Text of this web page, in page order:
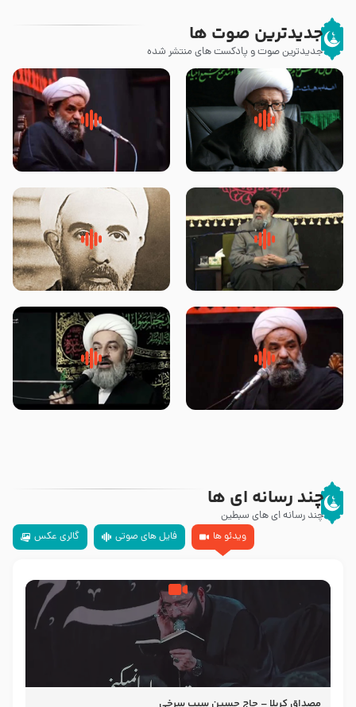
جدیدترین صوت ها
جدیدترین صوت و پادکست های منتشر شده
زوّار اربعین امام حسین (علیه
السلام) با این اشتیاق به زیارت
روضه جانسوز پاره های جگر امام
حسن مجتبی علیه السلام-حجت
لقب حضرت رقیه سلام الله علیها به
چه معناست – حجت الاسلام علوی
روضه‌ی مجلس یزید ملعون و
اسارت اهل‌بیت علیهم‌السلام –
محدث زاده
سلام جوانی که امام حسین علیه
السلام خودش جوابش را دادند
زیارتی که اسباب رزق زیاد و عمر
طولانی است حجت السلام حسین
چند رسانه ای ها
چند رسانه ای های سبطین
ویدئو ها
فایل های صوتی گالری عکس
مصداق کربلا – حاج حسین سیب سرخی